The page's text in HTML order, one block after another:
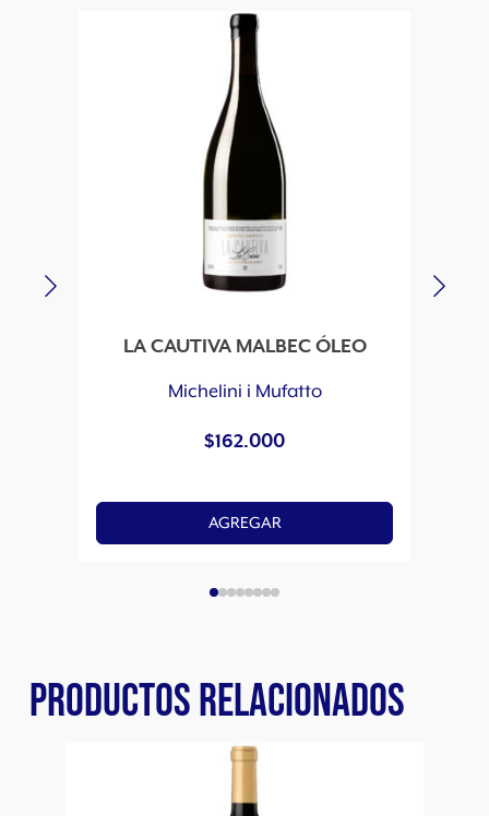
LA CAUTIVA MALBEC ÓLEO
Michelini i Mufatto
$162.000
AGREGAR
PRODUCTOS RELACIONADOS